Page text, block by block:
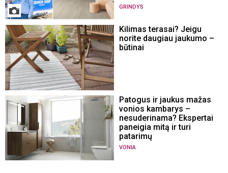
GRINDYS
Kilimas terasai? Jeigu
norite daugiau jaukumo –
būtinai
Patogus ir jaukus mažas
vonios kambarys –
nesuderinama? Ekspertai
paneigia mitą ir turi
patarimų
VONIA